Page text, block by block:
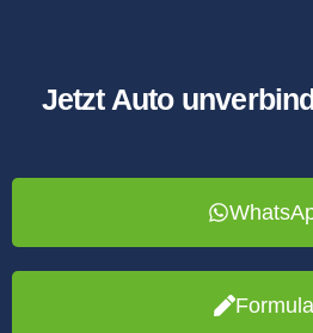
Jetzt Auto